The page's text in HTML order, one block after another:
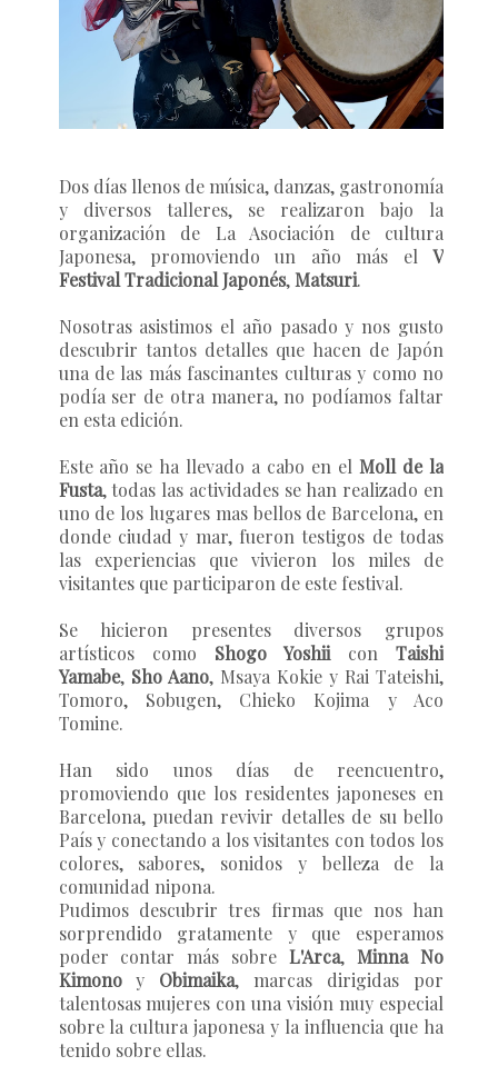
Dos días llenos de música, danzas, gastronomía
y diversos talleres, se realizaron bajo la
organización de La Asociación de cultura
Japonesa, promoviendo un año más el V
Festival Tradicional Japonés,Matsuri.
Nosotras asistimos el año pasado y nos gusto
descubrir tantos detalles que hacen de Japón
una de las más fascinantes culturas y como no
podía ser de otra manera, no podíamos faltar
en esta edición.
Este año se ha llevado a cabo en elMoll de la
Fusta, todas las actividades se han realizado en
uno de los lugares mas bellos de Barcelona, en
donde ciudad y mar, fueron testigos de todas
las experiencias que vivieron los miles de
visitantes que participaron de este festival.
Se hicieron presentes diversos grupos
artísticos como Shogo YoshiiconTaishi
Yamabe, Sho Aano, Msaya Kokiey Rai Tateishi,
Tomoro, Sobugen, Chieko Kojima y Aco
Tomine.
Han sido unos días de reencuentro,
promoviendo que los residentes japoneses en
Barcelona, puedan revivir detalles de su bello
País y conectando a los visitantes con todos los
colores, sabores, sonidos y belleza de la
comunidad nipona.
Pudimos descubrir tres firmas que nos han
sorprendido gratamente y que esperamos
poder contar más sobreL'Arca,Minna No
Kimonoy Obimaika, marcas dirigidas por
talentosas mujeres con una visión muy especial
sobre la cultura japonesa y la influencia que ha
tenido sobre ellas.